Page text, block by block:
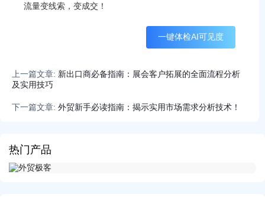
热门产品
流量变线索，变成交！
一键体检AI可见度
上一篇文章: 新出口商必备指南：展会客户拓展的全面流程分析
及实用技巧
下一篇文章: 外贸新手必读指南：揭示实用市场需求分析技术！